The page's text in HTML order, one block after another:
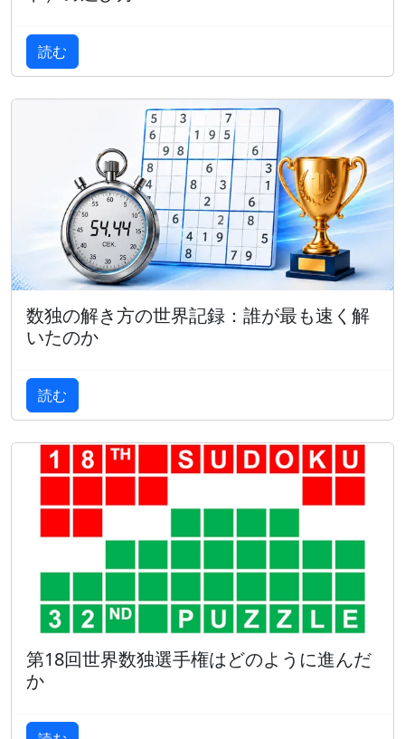
読む
数独の解き方の世界記録：誰が最も速く解
いたのか
読む
第18回世界数独選手権はどのように進んだ
か